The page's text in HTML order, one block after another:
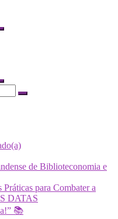
Search
de Biblioteconomia e
para Combater a
DATAS
📚